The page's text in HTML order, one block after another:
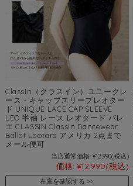
ClassIn（クラスイン）ユニークレ
ース・キャップスリーブレオター
ド UNIQUE LACE CAP SLEEVE
LEO 半袖 レース レオタード バレ
エ CLASSIN ClassIn Dancewear
Ballet Leotard アメリカ 2点まで
メール便可
当店通常価格: ¥12,990(税込)
価格: ¥12,990(税込)
在庫を確認する